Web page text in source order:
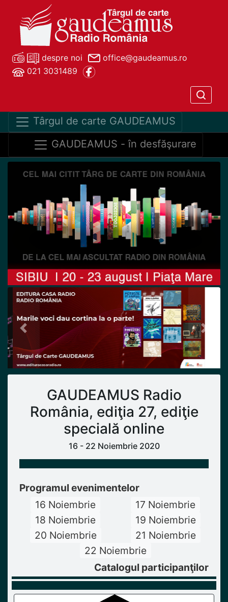
despre noi
office@gaudeamus.ro
021 3031489
Târgul de carte GAUDEAMUS
GAUDEAMUS - în desfăşurare
Previous Next
GAUDEAMUS Radio
România, ediţia 27, ediţie
specială online
16 - 22 Noiembrie 2020
Programul evenimentelor
16 Noiembrie
17 Noiembrie
18 Noiembrie
19 Noiembrie
20 Noiembrie
21 Noiembrie
22 Noiembrie
Catalogul participanţilor